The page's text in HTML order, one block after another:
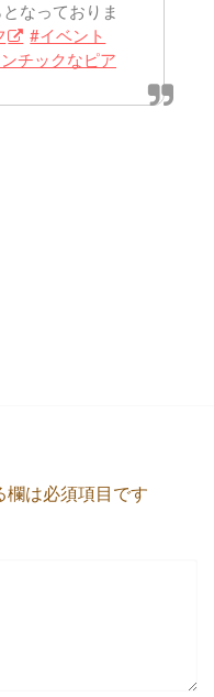
なっておりま
#イベント
チックなピア
欄は必須項目です